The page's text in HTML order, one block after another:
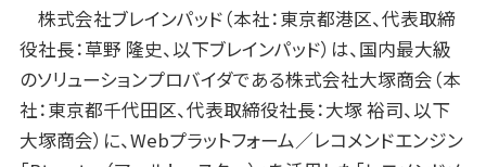
株式会社ブレインパッド（本社：東京都港区、代表取締
役社長：草野 隆史、以下ブレインパッド）は、国内最大級
のソリューションプロバイダである株式会社大塚商会（本
社：東京都千代田区、代表取締役社長：大塚 裕司、以下
大塚商会）に、Webプラットフォーム／レコメンドエンジン